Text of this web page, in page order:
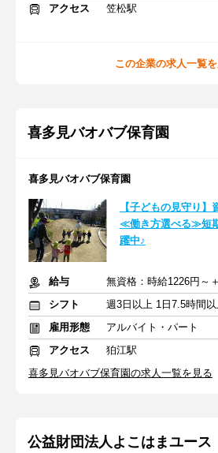
アクセス
笠松駅
この企業の求人一覧
喜多見バオバブ保育園
喜多見バオバブ保育園
【子どもの見守り
≪働き方選べる≫短
躍中♪
給与
シフト
雇用形態
アルバイト・パート
アクセス
狛江駅
喜多見バオバブ保育園の求人一覧を見る
公益財団法人よこはまユース